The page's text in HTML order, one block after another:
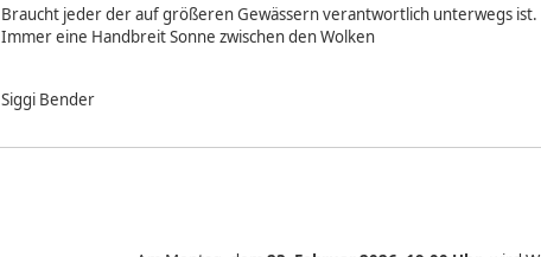
Braucht jeder der auf größeren Gewässern verantwortlich unterwegs ist.
Immer eine Handbreit Sonne zwischen den Wolken
Siggi Bender